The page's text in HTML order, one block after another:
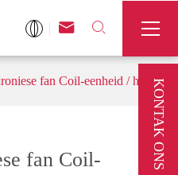
 

fan Coil-eenheid / hitter
fan Coil-
KONTAK ONS